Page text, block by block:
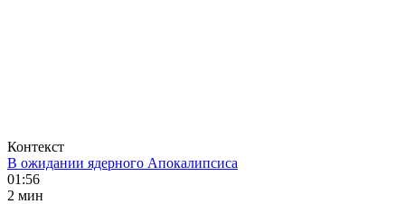
Контекст
В ожидании ядерного Апокалипсиса
01:56
2 мин